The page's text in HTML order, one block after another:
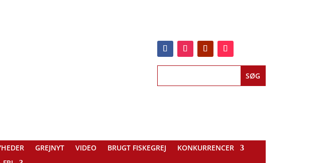
GREJNYT VIDEO BRUGT FISKEGREJ
KONKURRENCER